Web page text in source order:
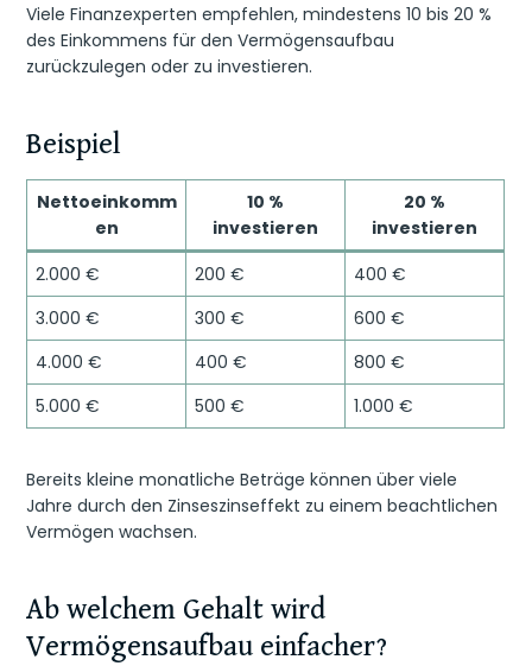
Viele Finanzexperten empfehlen, mindestens 10 bis 20 %
des Einkommens für den Vermögensaufbau
zurückzulegen oder zu investieren.
Beispiel
Nettoeinkomm
en
10 %
investieren
20 %
investieren
2.000 €
200 €
400 €
3.000 €
300 €
600 €
4.000 €
400 €
800 €
5.000 €
500 € 1.000 €
Bereits kleine monatliche Beträge können über viele
Jahre durch den Zinseszinseffekt zu einem beachtlichen
Vermögen wachsen.
Ab welchem Gehalt wird
Vermögensaufbau einfacher?